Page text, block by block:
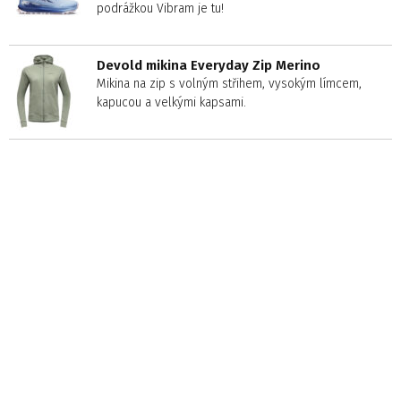
podrážkou Vibram je tu!
Devold mikina Everyday Zip Merino
Mikina na zip s volným střihem, vysokým límcem,
kapucou a velkými kapsami.